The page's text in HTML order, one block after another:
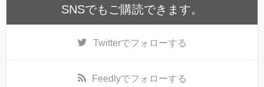
SNSでもご購読できます。
Twitterでフォローする
Feedlyでフォローする